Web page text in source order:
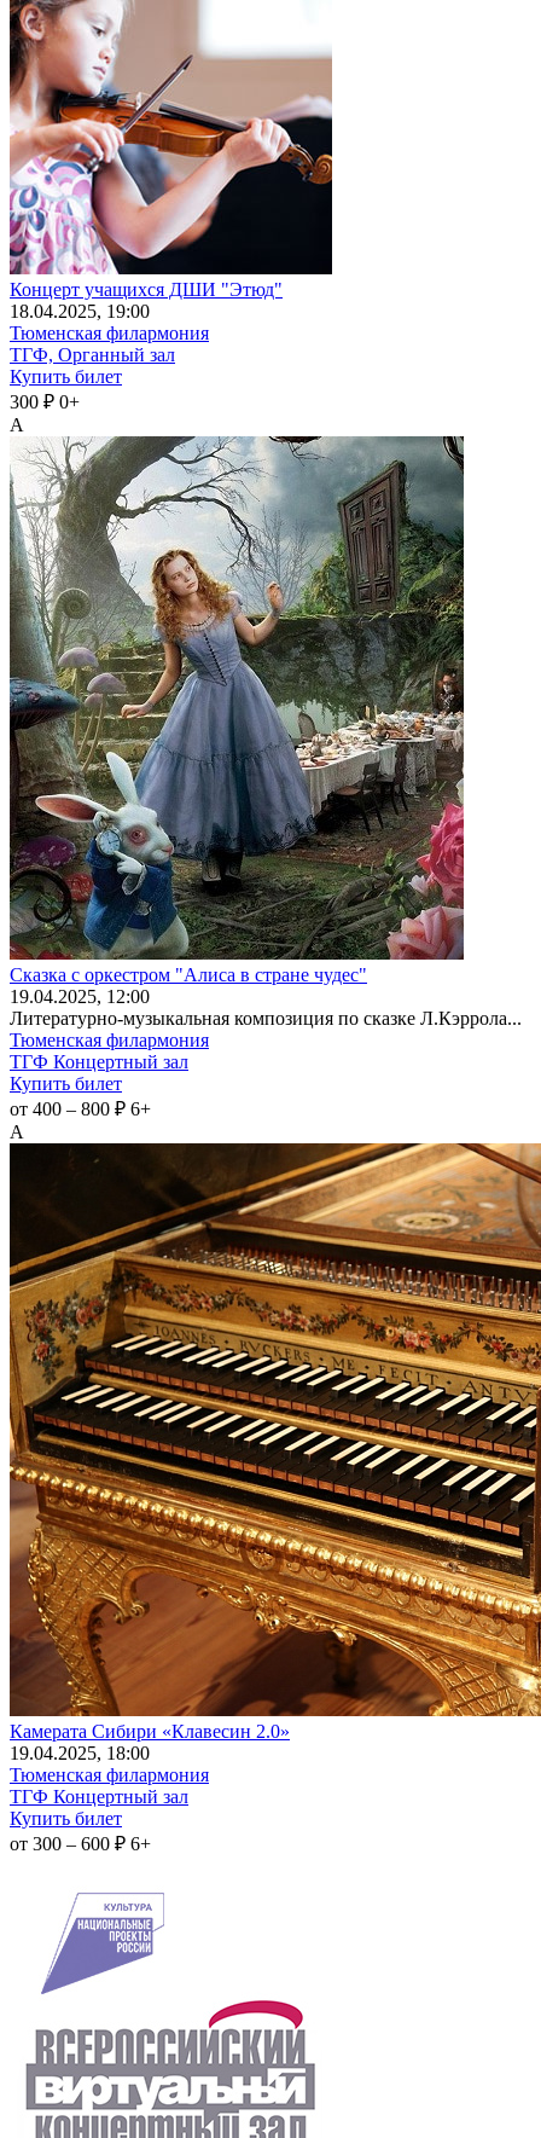
Концерт учащихся ДШИ "Этюд"
18.04.2025, 19:00
Тюменская филармония
ТГФ, Органный зал
Купить билет
300 ₽ 0+
А
Сказка с оркестром "Алиса в стране чудес"
19.04.2025, 12:00
Литературно-музыкальная композиция по сказке Л.Кэррола...
Тюменская филармония
ТГФ Концертный зал
Купить билет
от 400 – 800 ₽ 6+
А
Камерата Сибири «Клавесин 2.0»
19.04.2025, 18:00
Тюменская филармония
ТГФ Концертный зал
Купить билет
от 300 – 600 ₽ 6+